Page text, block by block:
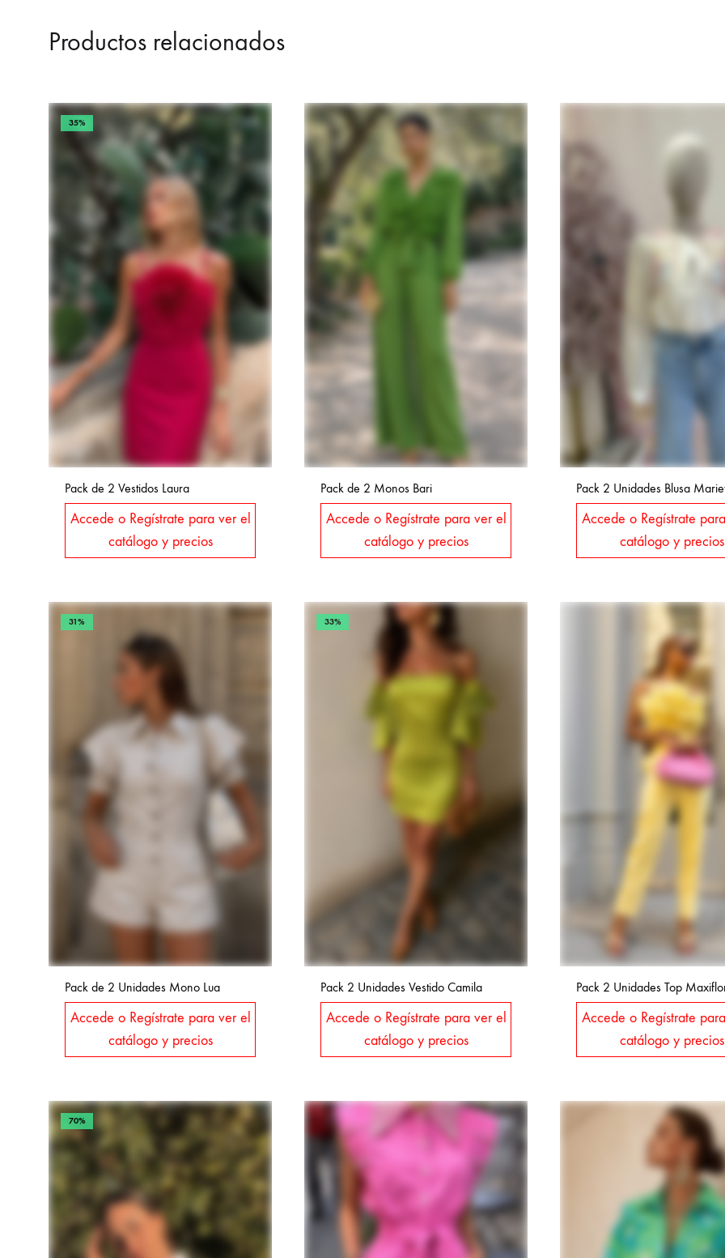
Productos relacionados
35%
Pack de 2 Vestidos Laura
Accede o Regístrate para ver el
catálogo y precios
Pack de 2 Monos Bari
Accede o Regístrate para ver el
catálogo y precios
Pack 2 Unidades Blusa
Accede o Regístrate
catálogo y precios
31%
Pack de 2 Unidades Mono Lua
Accede o Regístrate para ver el
catálogo y precios
33%
Pack 2 Unidades Vestido Camila
Accede o Regístrate para ver el
catálogo y precios
Pack 2 Unidades Top
Accede o Regístrate
catálogo y precios
70%